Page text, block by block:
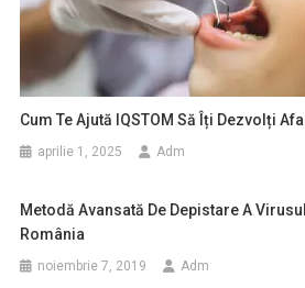
Cum Te Ajută IQSTOM Să Îți Dezvolți
aprilie 1, 2025 Adm
Metodă Avansată De Depistare A
România
noiembrie 7, 2019 Adm